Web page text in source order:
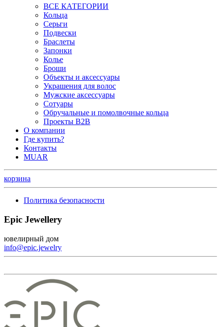
ВСЕ КАТЕГОРИИ
Кольца
Серьги
Подвески
Браслеты
Запонки
Колье
Броши
Объекты и аксессуары
Украшения для волос
Мужские аксессуары
Сотуары
Обручальные и помолвочные кольца
Проекты B2B
О компании
Где купить?
Контакты
MUAR
корзина
Политика безопасности
Epic Jewellery
ювелирный дом
info@epic.jewelry